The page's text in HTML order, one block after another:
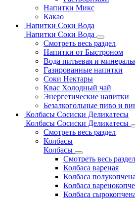
Напитки Микс
Какао
Напитки Соки Вода
Напитки Соки Вода
Смотреть весь раздел
Напитки от Быстроном
Вода питьевая и
Газированные напитки
Соки Нектары
Квас Холодный чай
Энергетические напитки
Безалкогольные пиво и
Колбасы Сосиски Деликатесы
Колбасы Сосиски Деликатесы
Смотреть весь раздел
Колбасы
Колбасы
Смотреть весь раздел
Колбаса вареная
Колбаса
Колбаса
Колбаса